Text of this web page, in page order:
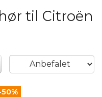
til Citroën
50%